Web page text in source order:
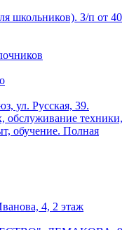
З/п от 40
Русская, 39.
обслуживание техники,
обучение. Полная
4, 2 этаж